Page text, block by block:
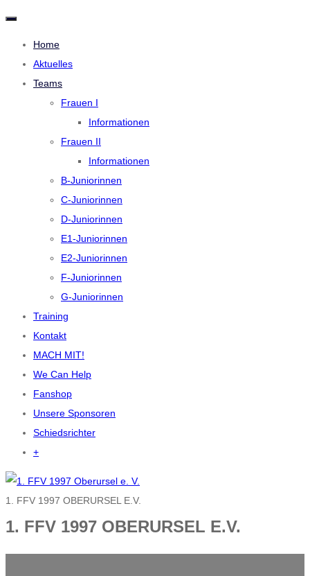
N
Home
Aktuelles
Teams
Frauen I
Informationen
Frauen II
Informationen
B-Juniorinnen
C-Juniorinnen
D-Juniorinnen
E1-Juniorinnen
E2-Juniorinnen
F-Juniorinnen
G-Juniorinnen
Training
Kontakt
MACH MIT!
We Can Help
Fanshop
Unsere Sponsoren
Schiedsrichter
+
1. FFV 1997 OBERURSEL E.V.
1. FFV 1997 OBERURSEL E.V.